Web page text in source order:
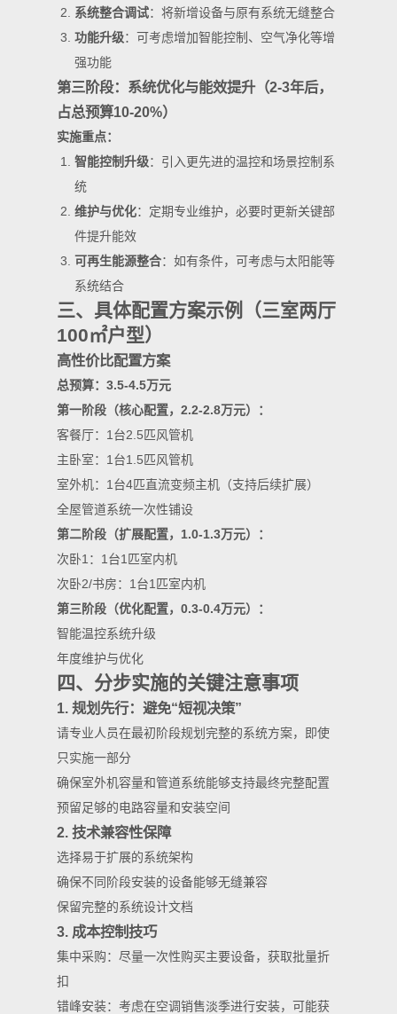
系统整合调试：将新增设备与原有系统无缝整合
功能升级：可考虑增加智能控制、空气净化等增
强功能
第三阶段：系统优化与能效提升（2-3年后，
占总预算10-20%）
实施重点：
智能控制升级：引入更先进的温控和场景控制系
统
维护与优化：定期专业维护，必要时更新关键部
件提升能效
可再生能源整合：如有条件，可考虑与太阳能等
系统结合
三、具体配置方案示例（三室两厅
100㎡户型）
高性价比配置方案
总预算：3.5-4.5万元
第一阶段（核心配置，2.2-2.8万元）：
客餐厅：1台2.5匹风管机
主卧室：1台1.5匹风管机
室外机：1台4匹直流变频主机（支持后续扩展）
全屋管道系统一次性铺设
第二阶段（扩展配置，1.0-1.3万元）：
次卧1：1台1匹室内机
次卧2/书房：1台1匹室内机
第三阶段（优化配置，0.3-0.4万元）：
智能温控系统升级
年度维护与优化
四、分步实施的关键注意事项
1. 规划先行：避免“短视决策”
请专业人员在最初阶段规划完整的系统方案，即使
只实施一部分
确保室外机容量和管道系统能够支持最终完整配置
预留足够的电路容量和安装空间
2. 技术兼容性保障
选择易于扩展的系统架构
确保不同阶段安装的设备能够无缝兼容
保留完整的系统设计文档
3. 成本控制技巧
集中采购：尽量一次性购买主要设备，获取批量折
扣
错峰安装：考虑在空调销售淡季进行安装，可能获